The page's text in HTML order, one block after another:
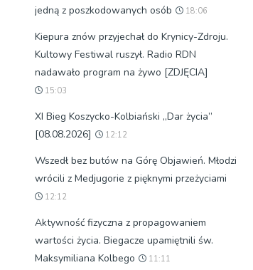
jedną z poszkodowanych osób
18:06
Kiepura znów przyjechał do Krynicy-Zdroju.
Kultowy Festiwal ruszył. Radio RDN
nadawało program na żywo [ZDJĘCIA]
15:03
XI Bieg Koszycko-Kolbiański „Dar życia”
[08.08.2026]
12:12
Wszedł bez butów na Górę Objawień. Młodzi
wrócili z Medjugorie z pięknymi przeżyciami
12:12
Aktywność fizyczna z propagowaniem
wartości życia. Biegacze upamiętnili św.
Maksymiliana Kolbego
11:11